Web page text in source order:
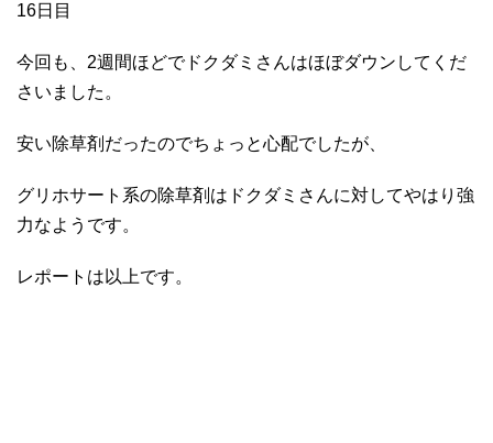
16日目
今回も、2週間ほどでドクダミさんはほぼダウンしてくだ
さいました。
安い除草剤だったのでちょっと心配でしたが、
グリホサート系の除草剤はドクダミさんに対してやはり強
力なようです。
レポートは以上です。